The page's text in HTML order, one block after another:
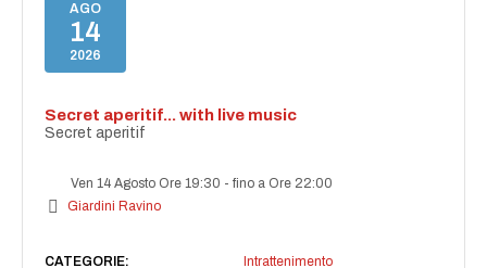
AGO
14
2026
Secret aperitif... with live music
Secret aperitif
Ven 14 Agosto Ore 19:30 -fino a Ore 22:00
Giardini Ravino
CATEGORIE:
Intrattenimento